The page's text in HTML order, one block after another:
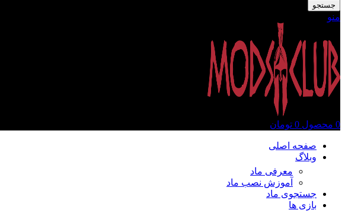
جستجو
منو
0 محصول 0 تومان
صفحه اصلی
وبلاگ
معرفی ماد
آموزش نصب ماد
جستجوی ماد
بازی ها